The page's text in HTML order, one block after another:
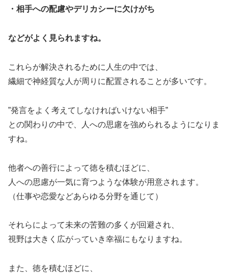
・相手への配慮やデリカシーに欠けがち
などがよく見られますね。
これらが解決されるために人生の中では、
繊細で神経質な人が周りに配置されることが多いです。
”発言をよく考えてしなければいけない相手”
との関わりの中で、人への思慮を強められるようになりま
すね。
他者への善行によって徳を積むほどに、
人への思慮が一気に育つような体験が用意されます。
（仕事や恋愛などあらゆる分野を通じて）
それらによって未来の苦難の多くが回避され、
視野は大きく広がっていき幸福にもなりますね。
また、徳を積むほどに、